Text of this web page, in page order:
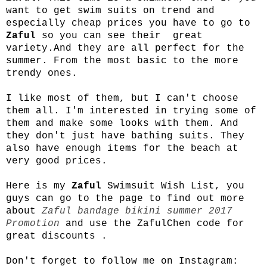
want to get swim suits on trend and
especially cheap prices you have to go to
Zaful so you can see their great
variety.And they are all perfect for the
summer. From the most basic to the more
trendy ones.
I like most of them, but I can't choose
them all. I'm interested in trying some of
them and make some looks with them. And
they don't just have bathing suits. They
also have enough items for the beach at
very good prices.
Here is my Zaful Swimsuit Wish List, you
guys can go to the page to find out more
aboutZaful bandage bikini summer 2017
Promotion and use the ZafulChen code for
great discounts .
Don't forget to follow me on Instagram: